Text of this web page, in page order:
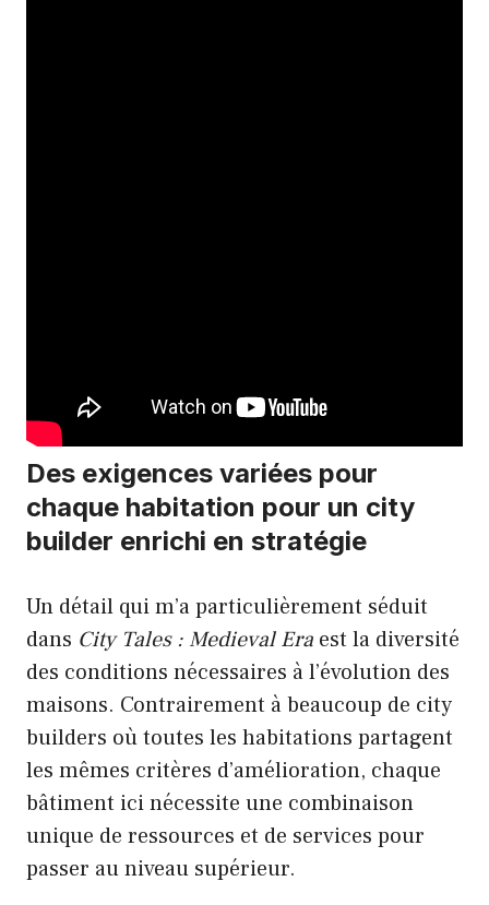
Des exigences variées pour
chaque habitation pour un city
builder enrichi en stratégie
Un détail qui m’a particulièrement séduit
dans City Tales : Medieval Era est la diversité
des conditions nécessaires à l’évolution des
maisons. Contrairement à beaucoup de city
builders où toutes les habitations partagent
les mêmes critères d’amélioration, chaque
bâtiment ici nécessite une combinaison
unique de ressources et de services pour
passer au niveau supérieur.